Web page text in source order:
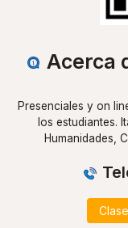
Acerca
Presenciales y on
los estudiantes.
Humanidades,